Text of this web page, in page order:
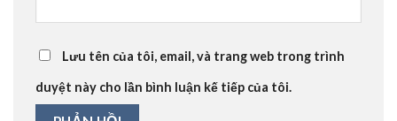
Lưu tên của tôi, email, và trang web trong trình
duyệt này cho lần bình luận kế tiếp của tôi.